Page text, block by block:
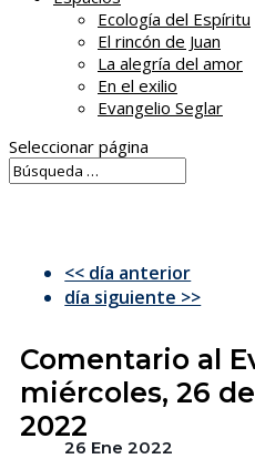
Ecología del Espíritu
El rincón de Juan
La alegría del amor
En el exilio
Evangelio Seglar
Seleccionar página
<< día anterior
día siguiente >>
Comentario al
miércoles, 26
2022
26 Ene 2022